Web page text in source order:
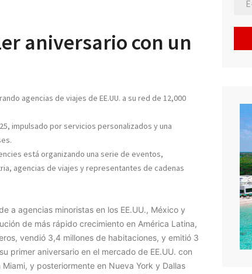
aniversario con un
agencias de viajes de EE.UU. a su red de 12,000
impulsado por servicios personalizados y una
.
está organizando una serie de eventos,
agencias de viajes y representantes de cadenas
a agencias minoristas en los EE.UU., México y
de más rápido crecimiento en América Latina,
vendió 3,4 millones de habitaciones, y emitió 3
primer aniversario en el mercado de EE.UU. con
y posteriormente en Nueva York y Dallas